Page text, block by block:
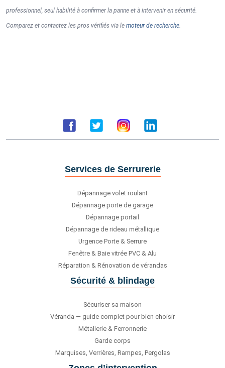
professionnel, seul habilité à confirmer la panne et à intervenir en sécurité.
Comparez et contactez les pros vérifiés via le moteur de recherche.
Services de Serrurerie
Dépannage volet roulant
Dépannage porte de garage
Dépannage portail
Dépannage de rideau métallique
Urgence Porte & Serrure
Fenêtre & Baie vitrée PVC & Alu
Réparation & Rénovation de vérandas
Sécurité & blindage
Sécuriser sa maison
Véranda — guide complet pour bien choisir
Métallerie & Ferronnerie
Garde corps
Marquises, Verrières, Rampes, Pergolas